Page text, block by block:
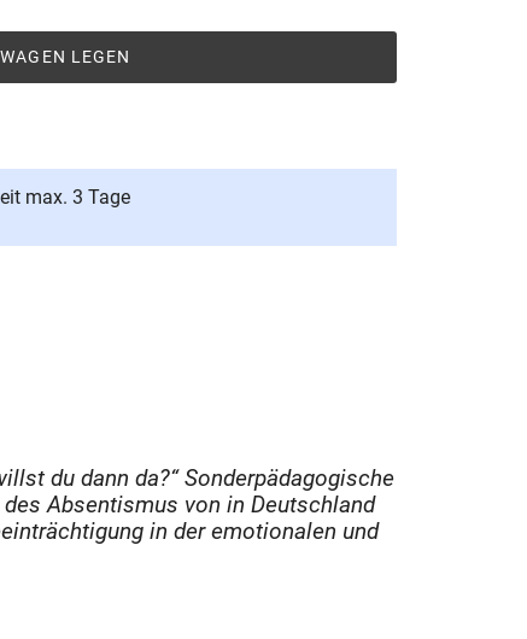
LEGEN
max. 3 Tage
du dann da?“Sonderpädagogische
Absentismus von in Deutschland
in der emotionalen und